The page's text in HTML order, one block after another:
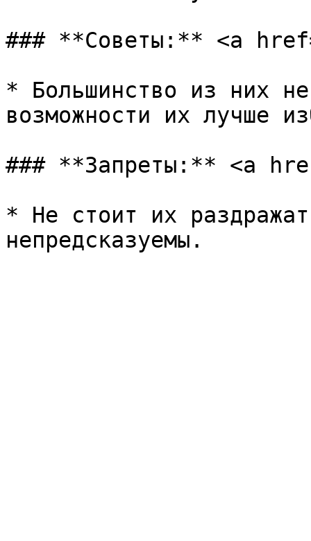
### **Советы:** <a
* Большинство из них
возможности их лучше
### **Запреты:** <a
* Не стоит их